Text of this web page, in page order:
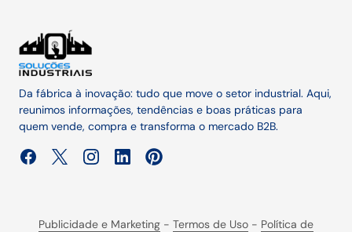
Da fábrica à inovação: tudo que move o setor industrial. Aqui,
reunimos informações, tendências e boas práticas para
quem vende, compra e transforma o mercado B2B.
Publicidade e Marketing - Termos de Uso - Política de